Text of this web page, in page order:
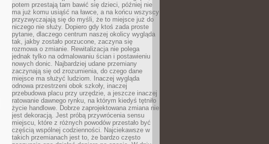
potem przestają tam bawić się dzieci, później nie
ma już komu usiąść na ławce, a na końcu wszyscy
przyzwyczajają się do myśli, że to miejsce już do
niczego nie służy. Dopiero gdy ktoś zada proste
pytanie, dlaczego centrum naszej okolicy wygląda
tak, jakby zostało porzucone, zaczyna się
rozmowa o zmianie. Rewitalizacja nie polega
jednak tylko na odmalowaniu ścian i postawieniu
nowych donic. Najbardziej udane przemiany
zaczynają się od zrozumienia, do czego dane
miejsce ma służyć ludziom. Inaczej wygląda
odnowa przestrzeni obok szkoły, inaczej
przebudowa placu przy urzędzie, a jeszcze inaczej
ratowanie dawnego rynku, na którym kiedyś tętniło
życie handlowe. Dobrze zaprojektowana zmiana nie
jest dekoracją. Jest próbą przywrócenia sensu
miejscu, które z różnych powodów przestało być
częścią wspólnej codzienności. Najciekawsze w
takich przemianach jest to, że bardzo często